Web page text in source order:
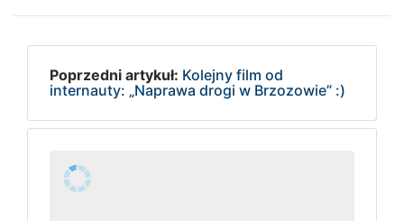
Poprzedni artykuł: Kolejny film od
internauty: „Naprawa drogi w Brzozowie” :)